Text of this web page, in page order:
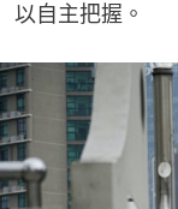
以自主把握。